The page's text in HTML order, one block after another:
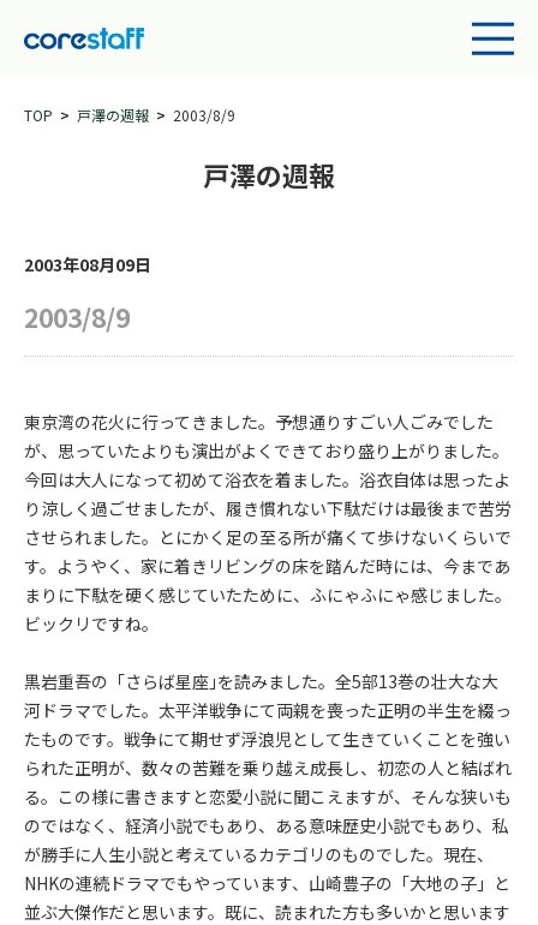
TOP 戸澤の週報 2003/8/9
戸澤の週報
2003年08月09日
2003/8/9
東京湾の花火に行ってきました。予想通りすごい人ごみでした
が、思っていたよりも演出がよくできており盛り上がりました。
今回は大人になって初めて浴衣を着ました。浴衣自体は思ったよ
り涼しく過ごせましたが、履き慣れない下駄だけは最後まで苦労
させられました。とにかく足の至る所が痛くて歩けないくらいで
す。ようやく、家に着きリビングの床を踏んだ時には、今まであ
まりに下駄を硬く感じていたために、ふにゃふにゃ感じました。
ビックリですね。
黒岩重吾の「さらば星座｣を読みました。全5部13巻の壮大な大
河ドラマでした。太平洋戦争にて両親を喪った正明の半生を綴っ
たものです。戦争にて期せず浮浪児として生きていくことを強い
られた正明が、数々の苦難を乗り越え成長し、初恋の人と結ばれ
る。この様に書きますと恋愛小説に聞こえますが、そんな狭いも
のではなく、経済小説でもあり、ある意味歴史小説でもあり、私
が勝手に人生小説と考えているカテゴリのものでした。現在、
NHKの連続ドラマでもやっています、山崎豊子の「大地の子」と
並ぶ大傑作だと思います。既に、読まれた方も多いかと思います